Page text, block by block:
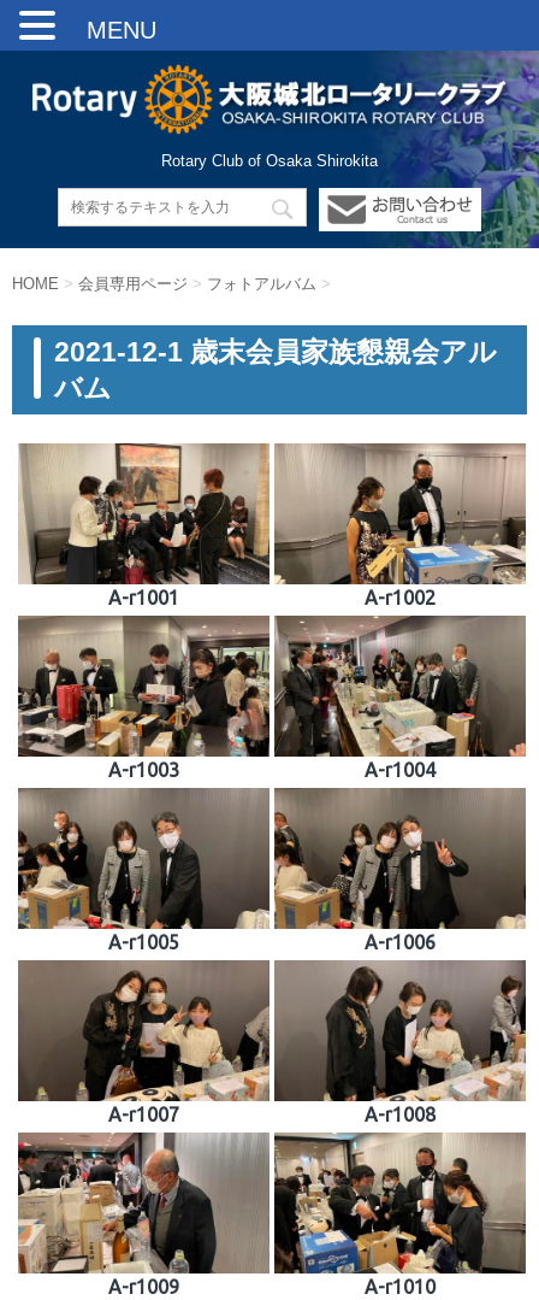
Rotary Club of Osaka Shirokita
HOME > 会員専用ページ > フォトアルバム >
2021-12-1 歳末会員家族懇親会アル
バム
A-r1001 A-r1002
A-r1003 A-r1004
A-r1005 A-r1006
A-r1007 A-r1008
A-r1009 A-r1010
MENU